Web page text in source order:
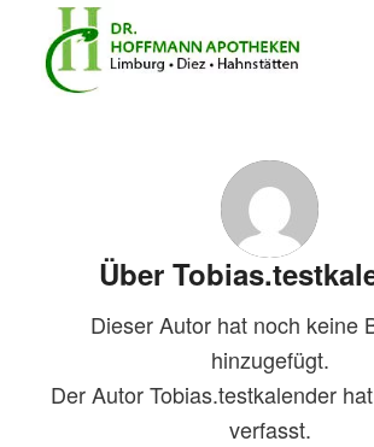
Über
Dieser Autor hat noch keine
hinzugefügt.
Der AutorTobias.testkalenderhat
verfasst.